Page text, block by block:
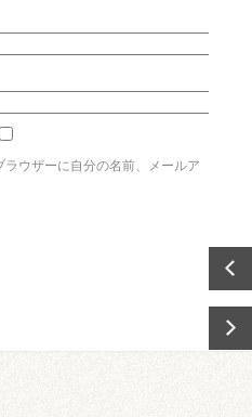
ウザーに自分の名前、メールア